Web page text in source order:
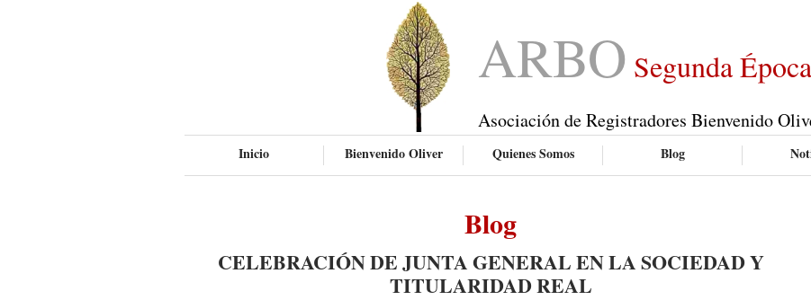
ARBO Segunda Época
Asociación de Registradores Bienvenido
Inicio Bienvenido Oliver Quienes Somos Blog
Blog
CELEBRACIÓN DE JUNTA GENERAL EN LA SOCIEDAD Y
TITULARIDAD REAL